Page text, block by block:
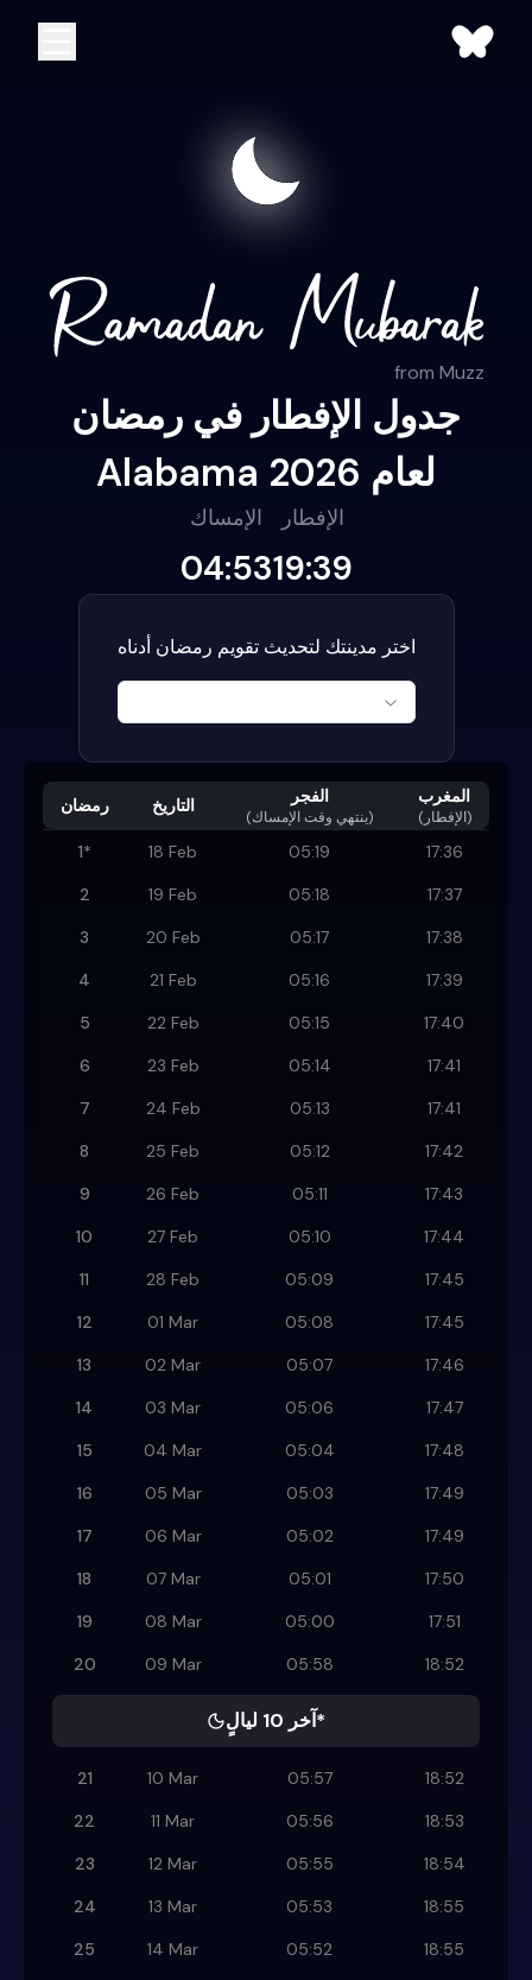
from Muzz
جدول الإفطار في رمضان
Alabama لعام 2026
الإمساك
04:53
الإفطار
19:39
اختر مدينتك لتحديث تقويم رمضان أدناه
رمضان التاريخ الفجر
(ينتهي وقت الإمساك)
المغرب
(الإفطار)
1* 18 Feb 05:19
17:36
2
19 Feb 05:18
17:37
3
20 Feb 05:17
17:38
4
21 Feb 05:16
17:39
5
22 Feb 05:15
17:40
6
23 Feb 05:14
17:41
7
24 Feb 05:13
17:41
8
25 Feb 05:12
17:42
9
26 Feb 05:11
17:43
10
27 Feb 05:10
17:44
11
28 Feb 05:09
17:45
12
01 Mar 05:08
17:45
13
02 Mar 05:07
17:46
14
03 Mar 05:06
17:47
15
04 Mar 05:04
17:48
16
05 Mar 05:03
17:49
17
06 Mar 05:02
17:49
18
07 Mar 05:01
17:50
19
08 Mar 05:00
17:51
20
09 Mar 05:58 18:52
آخر 10 ليالٍ*
21 10 Mar 05:57
18:52
22
11 Mar 05:56
18:53
23
12 Mar 05:55
18:54
24
13 Mar 05:53
18:55
25
14 Mar 05:52
18:55